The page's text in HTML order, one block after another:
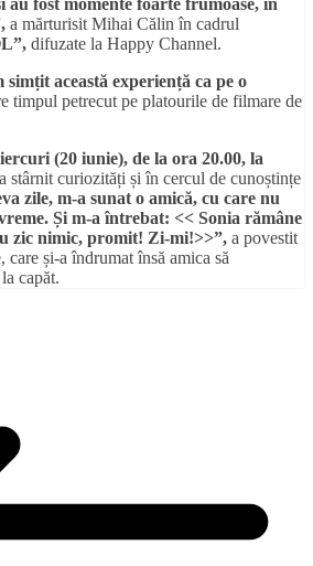
a mărturisit Mihai Călin în cadrul
difuzate la Happy Channel.
simțit această experiență ca pe o
timpul petrecut pe platourile de filmare de
(20 iunie), de la ora 20.00, la
stârnit curiozități și în cercul de cunoștințe
zile, m-a sunat o amică, cu care nu
Și m-a întrebat: << Sonia rămâne
zic nimic, promit! Zi-mi!>>”, a povestit
și-a îndrumat însă amica să
capăt.